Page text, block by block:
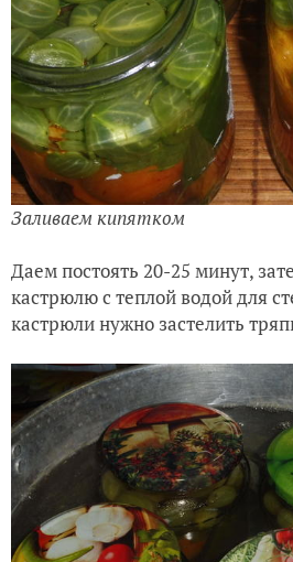
Заливаем кипятком
Даем постоять 20-25 минут,
кастрюлю с теплой водой для
кастрюли нужно застелить